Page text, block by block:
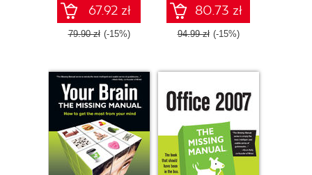
67.92 zł
79.90 zł (-15%)
80.73 zł
94.99 zł (-15%)